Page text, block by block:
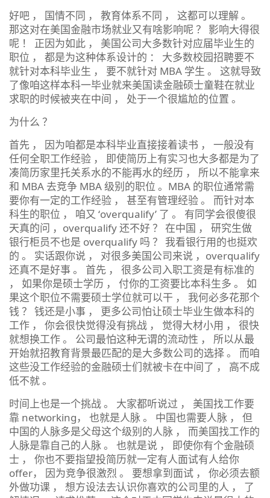
好吧 ， 国情不同 ， 教育体系不同 ， 这都可以理解 。
那这对在美国金融市场就业又有啥影响呢 ？ 影响大得很
呢 ！ 正因为如此 ， 美国公司大多数针对应届毕业生的
职位 ， 都是为这种体系设计的 ： 大多数校园招聘要不
就针对本科毕业生 ， 要不就针对 MBA 学生 。 这就导致
了像咱这样本科一毕业就来美国读金融硕士童鞋在就业
求职的时候被夹在中间 ， 处于一个很尴尬的位置 。
为什么 ？
首先 ， 因为咱都是本科毕业直接接着读书 ， 一般没有
任何全职工作经验 ， 即使简历上有实习也大多都是为了
凑简历家里托关系水的不能再水的经历 ， 所以不能拿来
和 MBA 去竞争 MBA 级别的职位 。MBA 的职位通常需
要你有一定的工作经验 ， 甚至有管理经验 。 而针对本
科生的职位 ， 咱又 ‘overqualify’ 了 。 有同学会很傻很
天真的问 ，overqualify 还不好 ？ 在中国 ， 研究生做
银行柜员不也是 overqualify 吗 ？ 我看银行用的也挺欢
的 。 实话跟你说 ， 对很多美国公司来说 ，overqualify
还真不是好事 。 首先 ， 很多公司入职工资是有标准的
， 如果你是硕士学历 ， 付你的工资要比本科生多 。 如
果这个职位不需要硕士学位就可以干 ， 我何必多花那个
钱 ？ 钱还是小事 ， 更多公司怕让硕士毕业生做本科的
工作 ， 你会很快觉得没有挑战 ， 觉得大材小用 ， 很快
就想换工作 。 公司最怕这种无谓的流动性 ， 所以从最
开始就招教育背景最匹配的是大多数公司的选择 。 而咱
这些没工作经验的金融硕士们就被卡在中间了 ， 高不成
低不就 。
时间上也是一个挑战 。 大家都听说过 ， 美国找工作要
靠 networking， 也就是人脉 。 中国也需要人脉 ， 但
中国的人脉多是父母这个级别的人脉 ， 而美国找工作的
人脉是靠自己的人脉 。 也就是说 ， 即使你有个金融硕
士 ， 你也不要指望投简历就一定有人面试有人给你
offer， 因为竞争很激烈 。 要想拿到面试 ， 你必须去额
外做功课 ， 想方设法去认识你喜欢的公司里的人 ， 了